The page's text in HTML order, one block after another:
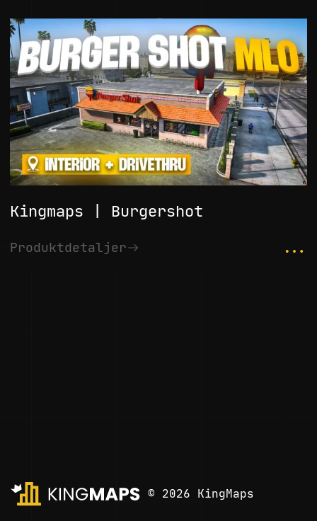
Kingmaps | Burgershot
Produktdetaljer ...
© 2026 KingMaps